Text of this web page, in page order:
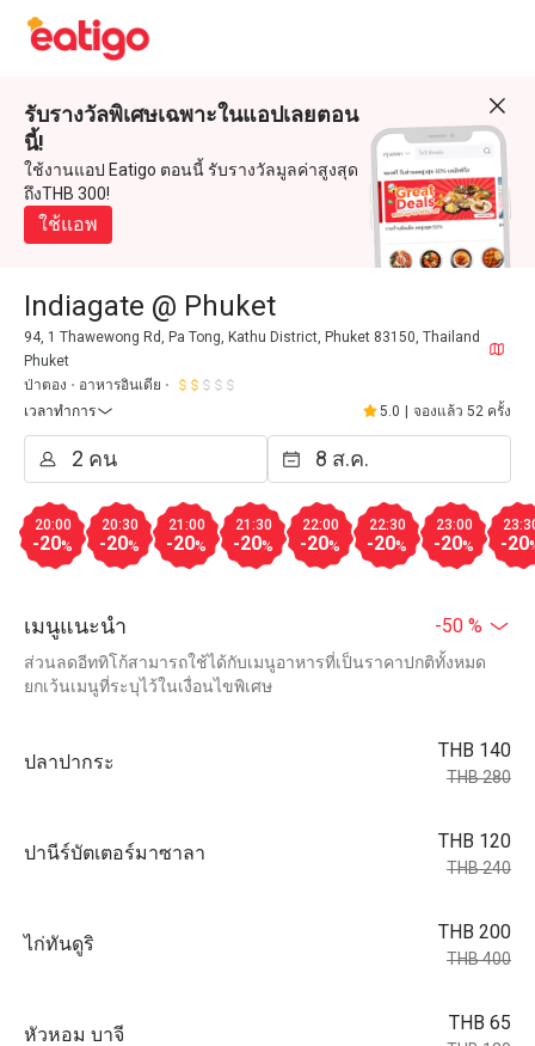
รับรางวัลพิเศษเฉพาะในแอปเลยตอน
นี้!
ใช้งานแอป Eatigo ตอนนี้ รับรางวัลมูลค่าสูงสุด
ถึงTHB 300!
ใช้แอพ
Indiagate @ Phuket
94, 1 Thawewong Rd, Pa Tong, Kathu District, Phuket 83150, Thailand
Phuket
ป่าตอง
อาหารอินเดีย
เวลาทำการ
5.0 จองแล้ว 52 ครั้ง
20:00
-20%
20:30
-20%
21:00
-20%
21:30
-20%
22:00
-20%
22:30
-20%
23:00
-20% -20
เมนูแนะนำ -50 %
ส่วนลดอีททิโก้สามารถใช้ได้กับเมนูอาหารที่เป็นราคาปกติทั้งหมด
ยกเว้นเมนูที่ระบุไว้ในเงื่อนไขพิเศษ
ปลาปากระ
THB 140
THB 280
ปานีร์บัตเตอร์มาซาลา
THB 120
THB 240
ไก่ทันดูริ
THB 200
THB 400
หัวหอม บาจี
THB 65